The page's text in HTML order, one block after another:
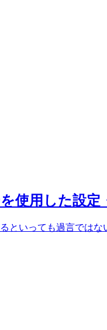
使用した設定
いっても過言では